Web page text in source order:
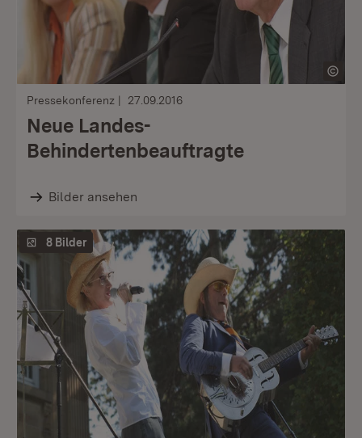
Pressekonferenz 27.09.2016
Neue Landes-
Behindertenbeauftragte
Bilder ansehen
8 Bilder